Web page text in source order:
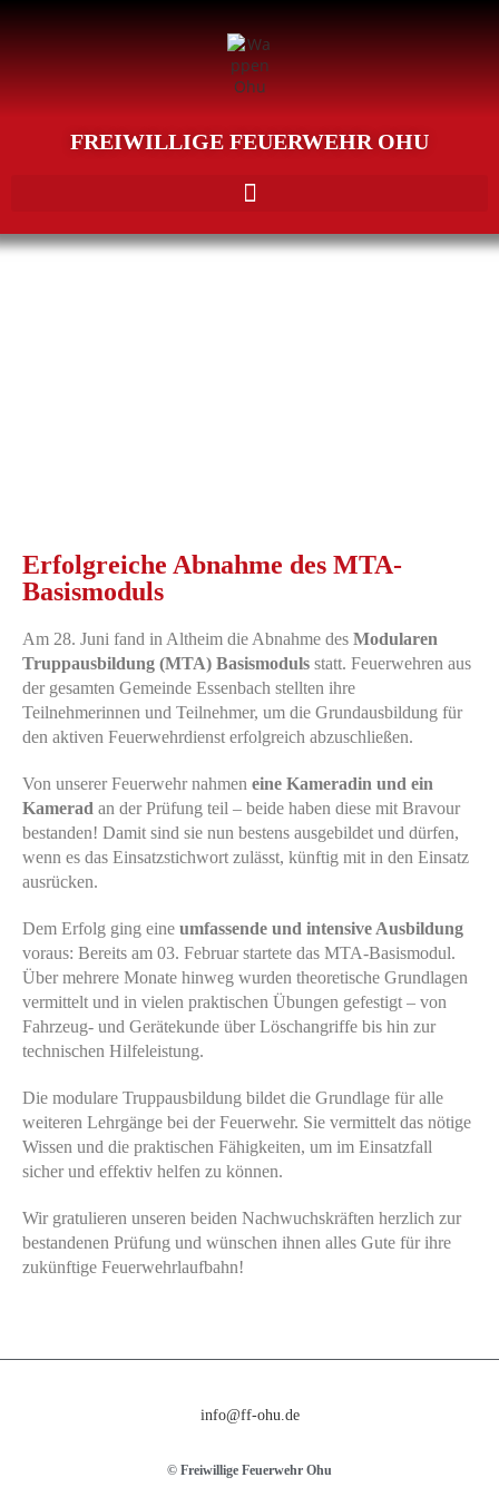
FREIWILLIGE FEUERWEHR OHU
Erfolgreiche Abnahme des MTA-
Basismoduls
Am 28. Juni fand in Altheim die Abnahme des Modularen
Truppausbildung (MTA) Basismoduls statt. Feuerwehren aus
der gesamten Gemeinde Essenbach stellten ihre
Teilnehmerinnen und Teilnehmer, um die Grundausbildung für
den aktiven Feuerwehrdienst erfolgreich abzuschließen.
Von unserer Feuerwehr nahmen eine Kameradin und ein
Kamerad an der Prüfung teil – beide haben diese mit Bravour
bestanden! Damit sind sie nun bestens ausgebildet und dürfen,
wenn es das Einsatzstichwort zulässt, künftig mit in den Einsatz
ausrücken.
Dem Erfolg ging eine umfassende und intensive Ausbildung
voraus: Bereits am 03. Februar startete das MTA-Basismodul.
Über mehrere Monate hinweg wurden theoretische Grundlagen
vermittelt und in vielen praktischen Übungen gefestigt – von
Fahrzeug- und Gerätekunde über Löschangriffe bis hin zur
technischen Hilfeleistung.
Die modulare Truppausbildung bildet die Grundlage für alle
weiteren Lehrgänge bei der Feuerwehr. Sie vermittelt das nötige
Wissen und die praktischen Fähigkeiten, um im Einsatzfall
sicher und effektiv helfen zu können.
Wir gratulieren unseren beiden Nachwuchskräften herzlich zur
bestandenen Prüfung und wünschen ihnen alles Gute für ihre
zukünftige Feuerwehrlaufbahn!
info@ff-ohu.de
© Freiwillige Feuerwehr Ohu